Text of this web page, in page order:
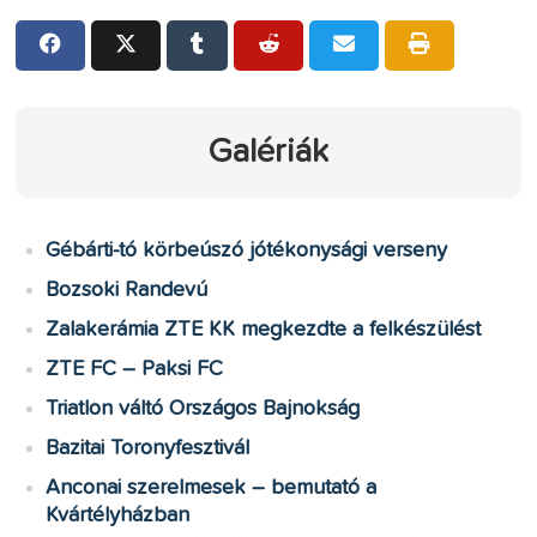
Galériák
Gébárti-tó körbeúszó jótékonysági verseny
Bozsoki Randevú
Zalakerámia ZTE KK megkezdte a felkészülést
ZTE FC – Paksi FC
Triatlon váltó Országos Bajnokság
Bazitai Toronyfesztivál
Anconai szerelmesek – bemutató a
Kvártélyházban